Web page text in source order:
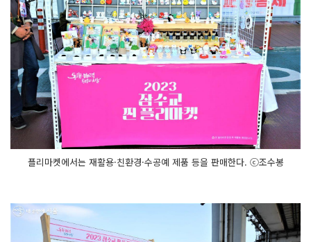
플리마켓에서는 재활용·친환경·수공예 제품 등을 판매한다. ⓒ조수봉